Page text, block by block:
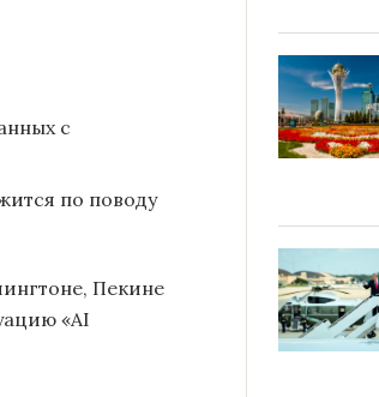
с
по поводу
Пекине
«AI